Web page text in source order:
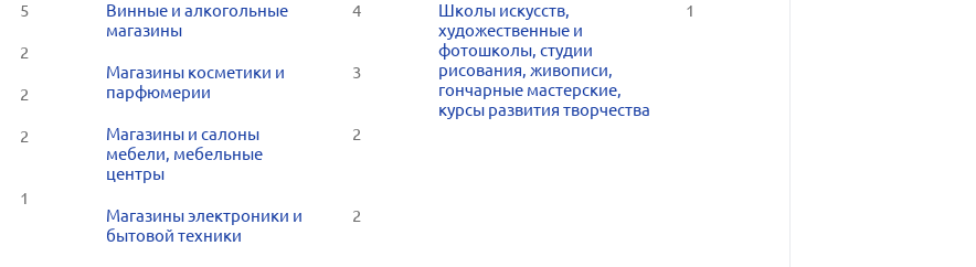
5
2
2
2
1
Винные и алкогольные
магазины
4
Магазины косметики и
парфюмерии
3
Магазины и салоны
мебели, мебельные
центры
2
Магазины электроники и
бытовой техники
2
Школы искусств,
художественные и
фотошколы, студии
рисования, живописи,
гончарные мастерские,
курсы развития творчества
1